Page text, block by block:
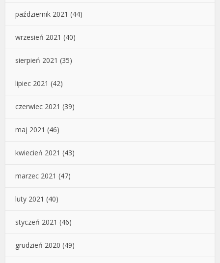
październik 2021 (44)
wrzesień 2021 (40)
sierpień 2021 (35)
lipiec 2021 (42)
czerwiec 2021 (39)
maj 2021 (46)
kwiecień 2021 (43)
marzec 2021 (47)
luty 2021 (40)
styczeń 2021 (46)
grudzień 2020 (49)